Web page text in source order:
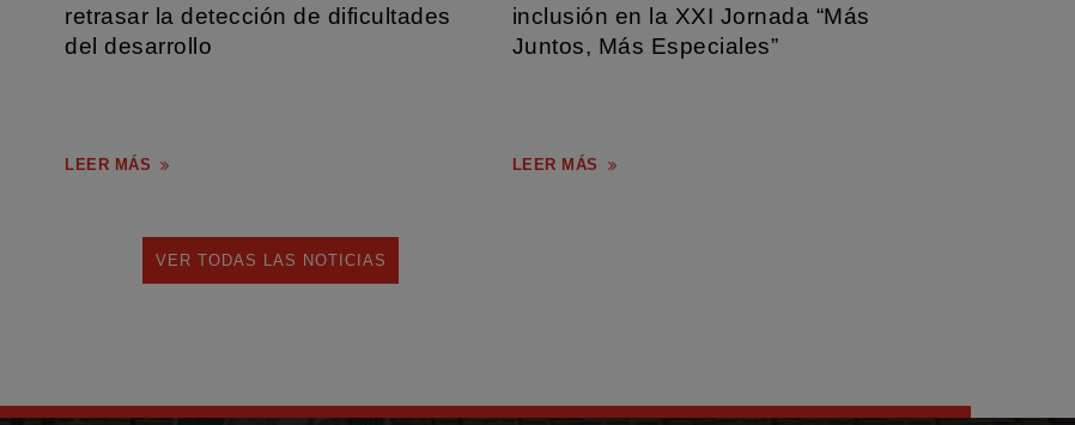
retrasar la detección de dificultades
del desarrollo
LEER MÁS
inclusión en la XXI Jornada “Más
Juntos, Más Especiales”
LEER MÁS
VER TODAS LAS NOTICIAS